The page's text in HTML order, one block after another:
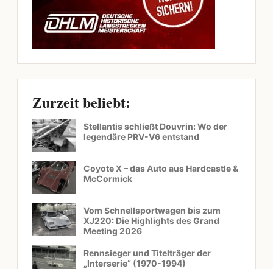
Zurzeit beliebt:
Stellantis schließt Douvrin: Wo der
legendäre PRV-V6 entstand
Coyote X – das Auto aus Hardcastle &
McCormick
Vom Schnellsportwagen bis zum
XJ220: Die Highlights des Grand
Meeting 2026
Rennsieger und Titelträger der
„Interserie“ (1970-1994)